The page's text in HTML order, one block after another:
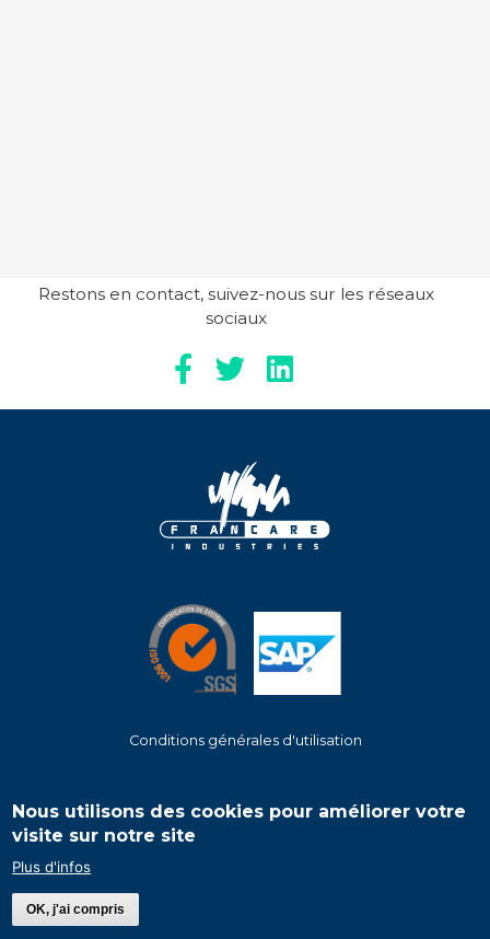
Restons en contact, suivez-nous sur les réseaux
sociaux
Conditions générales d'utilisation
images de ce site ne peuvent être utilisés sans autorisation.
Conception & réalisation :
Nous utilisons des cookies pour améliorer votre
visite sur notre site
Plus d'infos
OK, j'ai compris